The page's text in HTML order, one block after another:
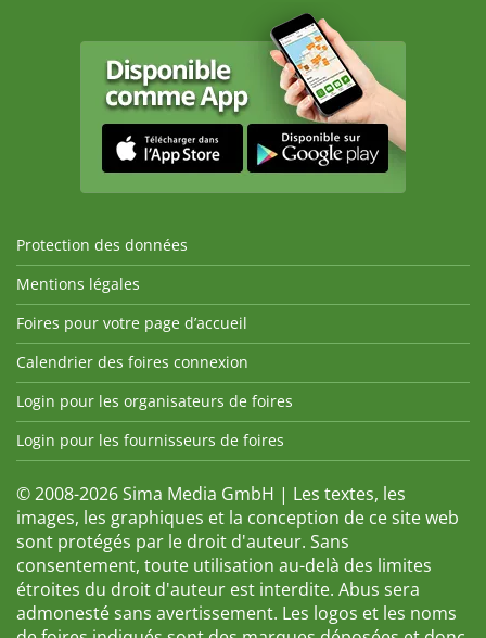
Protection des données
Mentions légales
Foires pour votre page d’accueil
Calendrier des foires connexion
Login pour les organisateurs de foires
Login pour les fournisseurs de foires
© 2008-2026 Sima Media GmbH | Les textes, les
images, les graphiques et la conception de ce site web
sont protégés par le droit d'auteur. Sans
consentement, toute utilisation au-delà des limites
étroites du droit d'auteur est interdite. Abus sera
admonesté sans avertissement. Les logos et les noms